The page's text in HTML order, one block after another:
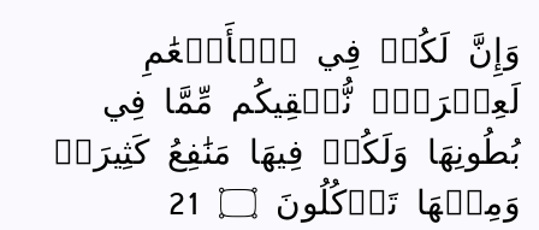
وَإِنَّ لَكُمۡ فِي ٱلۡأَنۡعَٰمِ
لَعِبۡرَةٗۖ نُّسۡقِيكُم مِّمَّا فِي
بُطُونِهَا وَلَكُمۡ فِيهَا مَنَٰفِعُ كَثِيرَةٞ
وَمِنۡهَا تَأۡكُلُونَ ۝ 21